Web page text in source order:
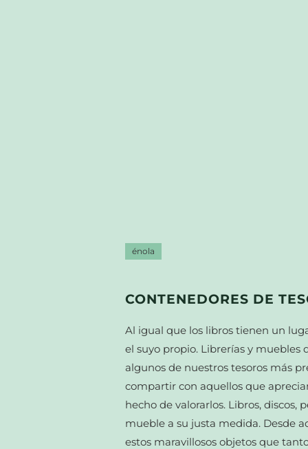
énola
CONTENEDORES DE
Al igual que los libros tienen un
el suyo propio. Librerías y muebles
algunos de nuestros tesoros más
compartir con aquellos que
hecho de valorarlos. Libros,
mueble a su justa medida. Desde
estos maravillosos objetos que